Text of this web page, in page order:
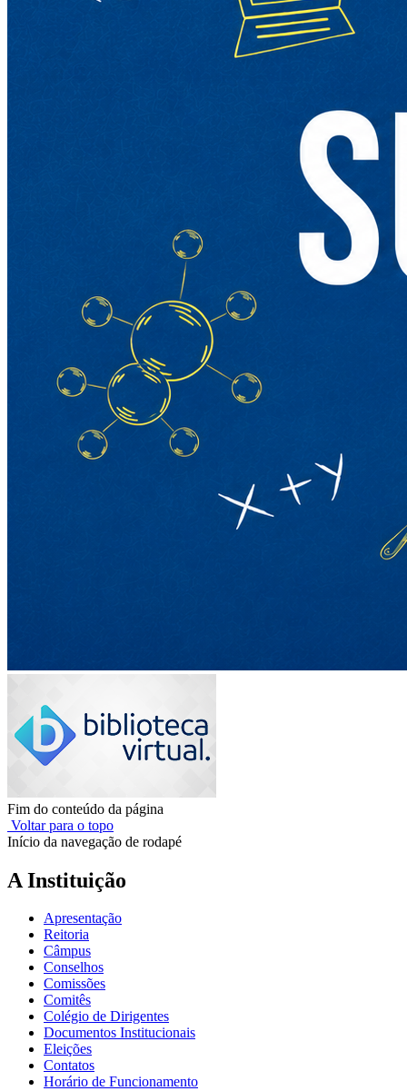
Fim do conteúdo da página
Voltar para o topo
Início da navegação de rodapé
A Instituição
Apresentação
Reitoria
Câmpus
Conselhos
Comissões
Comitês
Colégio de Dirigentes
Documentos Institucionais
Eleições
Contatos
Horário de Funcionamento